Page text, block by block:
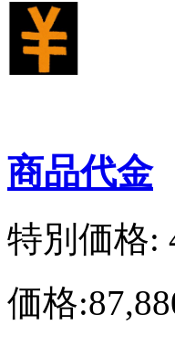
商品代金
特別価格:
価格